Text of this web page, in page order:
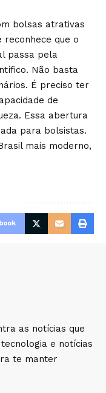
bolsas atrativas
reconhece que o
passa pela
Não basta
É preciso ter
de
Essa abertura
para bolsistas.
mais moderno,
as notícias que
e notícias
te manter